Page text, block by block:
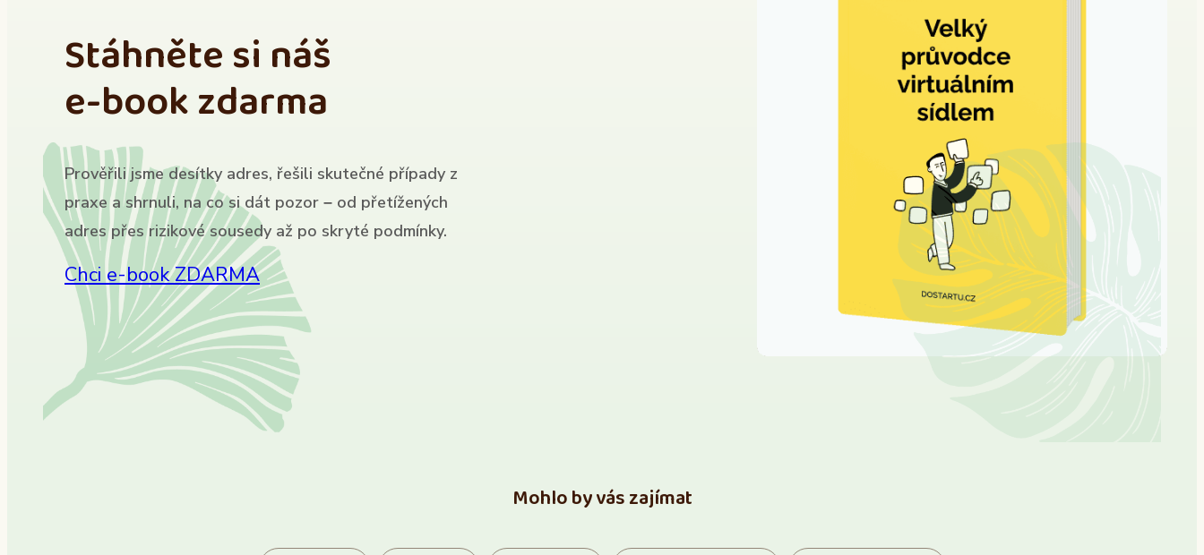
Stáhněte si náš
e-book zdarma
Prověřili jsme desítky adres, řešili skutečné případy z
praxe a shrnuli, na co si dát pozor – od přetížených
adres přes rizikové sousedy až po skryté podmínky.
Chci e-book ZDARMA
Mohlo by vás zajímat